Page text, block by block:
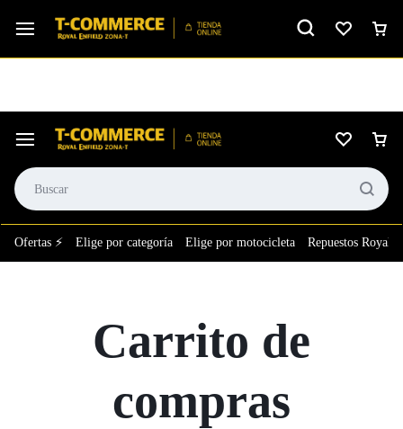
⚙️El taller más grande de LATAM en tu bolsillo. Ver calificación
Ofertas ⚡ Elige por categoría Elige por motocicleta Repuestos Royal
Carrito de
compras